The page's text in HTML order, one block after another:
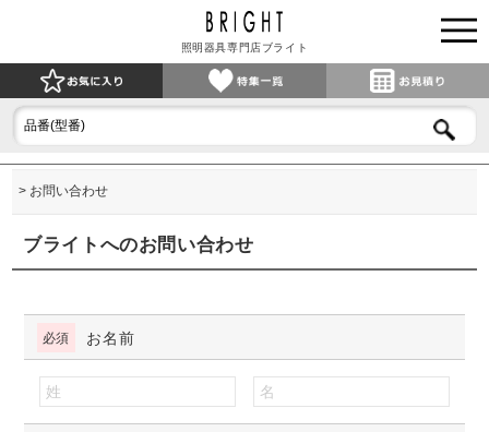
照明器具専門店ブライト
お問い合わせ
ブライトへのお問い合わせ
お名前